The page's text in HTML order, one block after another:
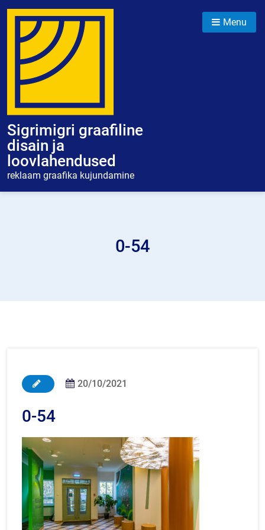
Skip
content
Sigrimigri graafiline
disain ja
loovlahendused
reklaam graafika kujundamine
Menu
0-54
20/10/2021
0-54